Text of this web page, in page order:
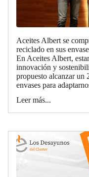
Aceites Albert se
reciclado en sus
En Aceites Albert,
innovación y
propuesto alcanzar un
envases para
Leer más...